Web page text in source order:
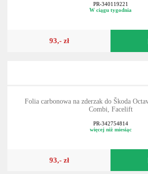
PR-340119221
W ciągu tygodnia
93,- zł
Folia carbonowa na zderzak do Škoda
Combi, Facelift
PR-342754814
więcej niż miesiąc
93,- zł